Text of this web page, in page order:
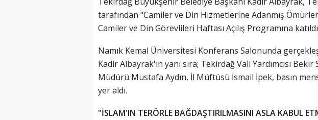
tarafından "Camiler ve Din Hizmetlerine Adanmış
Camiler ve Din Görevlileri Haftası Açılış Programına
Namık Kemal Üniversitesi Konferans Salonunda
Kadir Albayrak'ın yanı sıra; Tekirdağ Vali Yardımcısı Bekir
Müdürü Mustafa Aydın, İl Müftüsü İsmail İpek, basın
yer aldı.
"İSLAM'IN TERÖRLE BAĞDAŞTIRILMASINI ASLA KABUL